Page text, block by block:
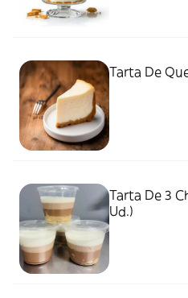
Tarta De
Tarta De 3
Ud.)